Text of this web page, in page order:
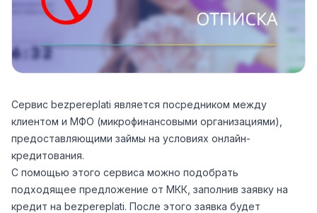
Сервис bezpereplati является посредником между
клиентом и МФО (микрофинансовыми организациями),
предоставляющими займы на условиях онлайн-
кредитования.
С помощью этого сервиса можно подобрать
подходящее предложение от МКК, заполнив заявку на
кредит на bezpereplati. После этого заявка будет